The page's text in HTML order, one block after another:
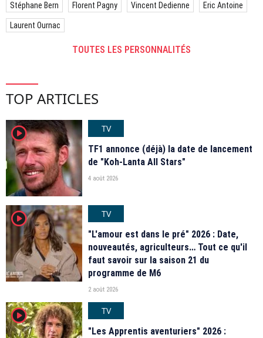
Stéphane Bern Florent Pagny Vincent Dedienne Eric Antoine
Laurent Ournac
TOUTES LES PERSONNALITÉS
TOP ARTICLES
player2
TV
TF1 annonce (déjà) la date de lancement
de "Koh-Lanta All Stars"
4 août 2026
player2
TV
"L'amour est dans le pré" 2026 : Date,
nouveautés, agriculteurs… Tout ce qu'il
faut savoir sur la saison 21 du
programme de M6
2 août 2026
player2
TV
"Les Apprentis aventuriers" 2026 :